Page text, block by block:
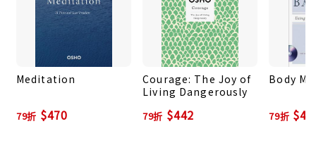
Meditation
79折 $470
Courage: The Joy of
Living Dangerously
79折 $442
Body
79折